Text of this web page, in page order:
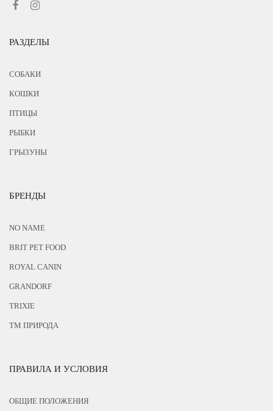
РАЗДЕЛЫ
СОБАКИ
КОШКИ
ПТИЦЫ
РЫБКИ
ГРЫЗУНЫ
БРЕНДЫ
NO NAME
BRIT PET FOOD
ROYAL CANIN
GRANDORF
TRIXIE
ТМ ПРИРОДА
ПРАВИЛА И УСЛОВИЯ
ОБЩИЕ ПОЛОЖЕНИЯ